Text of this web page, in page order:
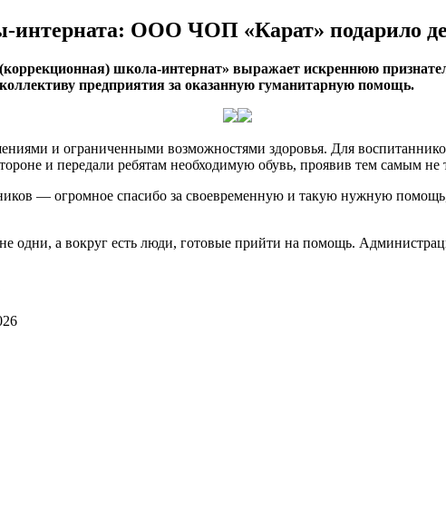
интерната: ООО ЧОП «Карат» подарило
школа-интернат» выражает искреннюю
предприятия за оказанную гуманитарную помощь.
и ограниченными возможностями здоровья. Для
и передали ребятам необходимую обувь, проявив тем самым
— огромное спасибо за своевременную и такую нужную
одни, а вокруг есть люди, готовые прийти на помощь.